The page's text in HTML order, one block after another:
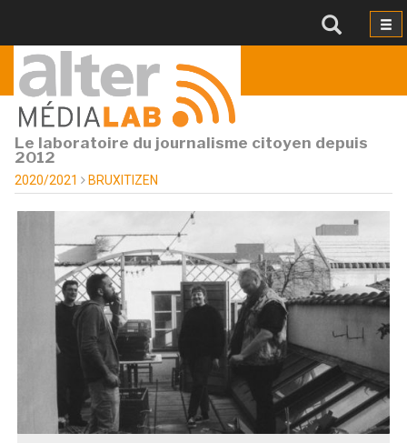
Le laboratoire du journalisme citoyen depuis
2012
2020/2021 BRUXITIZEN